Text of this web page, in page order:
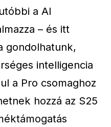
a AI
– és itt
gondolhatunk,
intelligencia
a Pro csomaghoz
hozzá az S25